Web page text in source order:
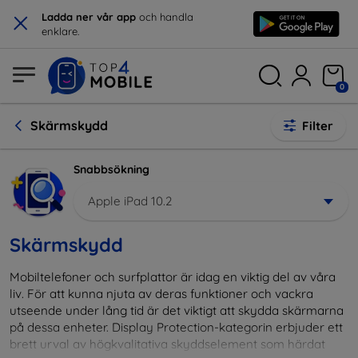
× Ladda ner vår app och handla
enklare.
0
Skärmskydd Filter
Snabbsökning
Apple iPad 10.2
Skärmskydd
Mobiltelefoner och surfplattor är idag en viktig del av våra
liv. För att kunna njuta av deras funktioner och vackra
utseende under lång tid är det viktigt att skydda skärmarna
på dessa enheter. Display Protection-kategorin erbjuder ett
brett urval av högkvalitativa skyddselement som härdat